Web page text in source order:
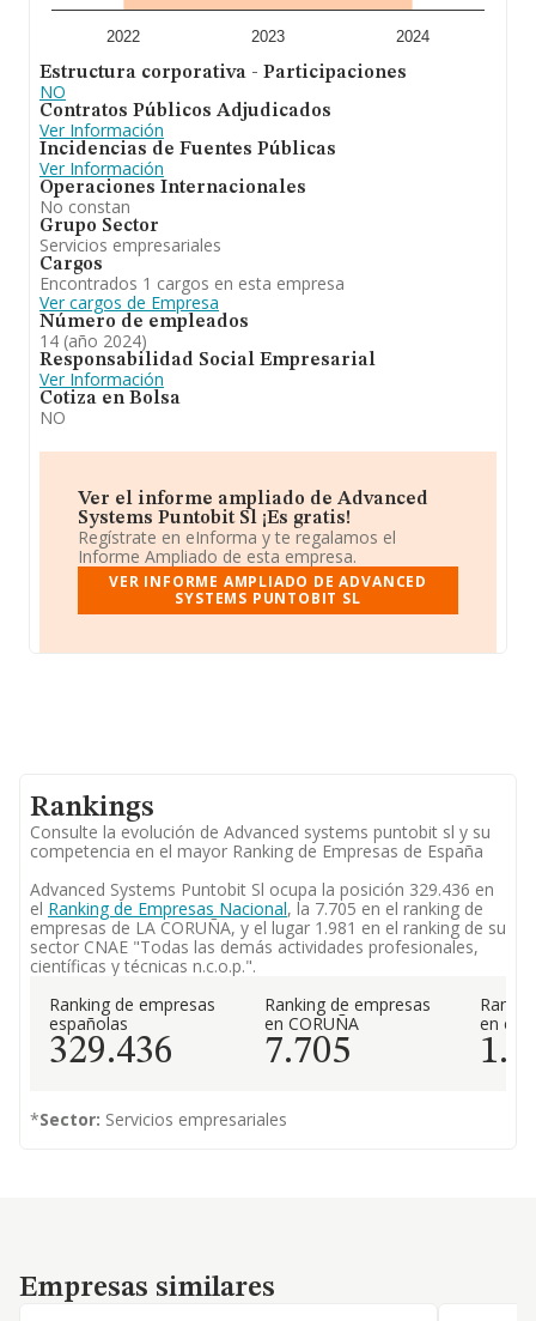
instituciones públicas. servicios de diagnostico
empresarial y diseño e implantacion de so. En el ranking
respecto al 2023. Frente al 2023, en el ranking nacional,
de todas las empresas en España, la empresa ha
retrocedido.
2022 2023 2024
Estructura corporativa - Participaciones
NO
Contratos Públicos Adjudicados
Ver Información
Incidencias de Fuentes Públicas
Ver Información
Operaciones Internacionales
No constan
Grupo Sector
Servicios empresariales
Cargos
Encontrados 1 cargos en esta empresa
Ver cargos de Empresa
Número de empleados
14 (año 2024)
Responsabilidad Social Empresarial
Ver Información
Cotiza en Bolsa
NO
Ver el informe ampliado de Advanced
Systems Puntobit Sl ¡Es gratis!
Regístrate en eInforma y te regalamos el
Informe Ampliado de esta empresa.
VER INFORME AMPLIADO DE ADVANCED
SYSTEMS PUNTOBIT SL
Rankings
Consulte la evolución de Advanced systems puntobit sl y su
competencia en el mayor Ranking de Empresas de España
Advanced Systems Puntobit Sl ocupa la posición 329.436 en
el Ranking de Empresas Nacional, la 7.705 en el ranking de
empresas de LA CORUÑA, y el lugar 1.981 en el ranking de su
sector CNAE "Todas las demás actividades profesionales,
científicas y técnicas n.c.o.p.".
Ranking de empresas
españolas
329.436
Ranking de empresas
en CORUÑA
7.705
en el
*Sector: Servicios empresariales
Empresas similares
Empresas similares